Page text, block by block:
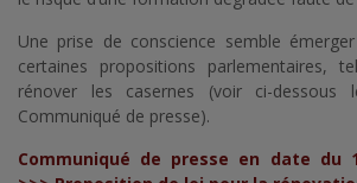
Une prise de conscience semble
certaines propositions parlementaires,
rénover les casernes (voir ci-
Communiqué de presse).
Communiqué de presse en date du